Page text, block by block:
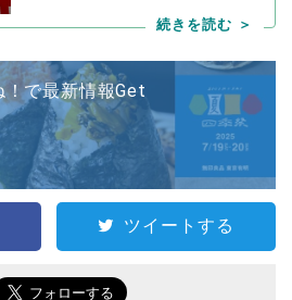
！で最新情報Get
ツイートする